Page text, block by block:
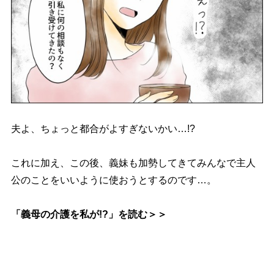
夫よ、ちょっと都合がよすぎないかい…!?
これに加え、この後、義妹も加勢してきてみんなで主人
公のことをいいように使おうとするのです…。
「義母の介護を私が!?」を読む＞＞